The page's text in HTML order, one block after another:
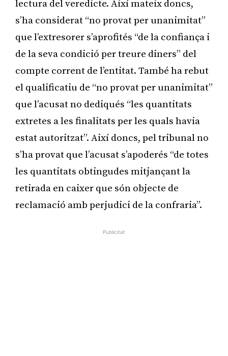
lectura del veredicte. Així mateix doncs,
s’ha considerat “no provat per unanimitat”
que l’extresorer s’aprofités “de la confiança i
de la seva condició per treure diners” del
compte corrent de l’entitat. També ha rebut
el qualificatiu de “no provat per unanimitat”
que l’acusat no dediqués “les quantitats
extretes a les finalitats per les quals havia
estat autoritzat”. Així doncs, pel tribunal no
s’ha provat que l’acusat s’apoderés “de totes
les quantitats obtingudes mitjançant la
retirada en caixer que són objecte de
reclamació amb perjudici de la confraria”.
Publicitat